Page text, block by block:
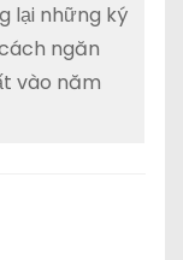
lại những ký
ngăn
vào năm